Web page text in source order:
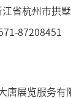
杭州市拱墅
87208451
唐展览服务有